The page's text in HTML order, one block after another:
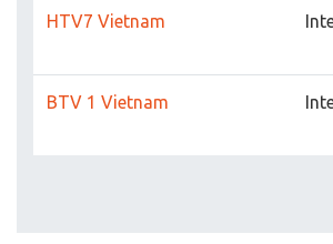
HTV7 Vietnam
BTV 1 Vietnam